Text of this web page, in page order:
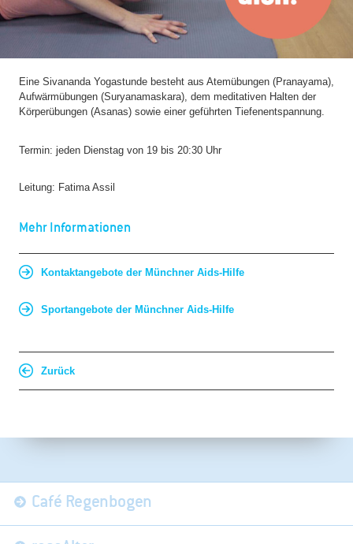
Eine Sivananda Yogastunde besteht aus Atemübungen (Pranayama),
Aufwärmübungen (Suryanamaskara), dem meditativen Halten der
Körperübungen (Asanas) sowie einer geführten Tiefenentspannung.
Termin: jeden Dienstag von 19 bis 20:30 Uhr
Leitung: Fatima Assil
Mehr Informationen
Kontaktangebote der Münchner Aids-Hilfe
Sportangebote der Münchner Aids-Hilfe
Zurück
überspringenCafé Regenbogen